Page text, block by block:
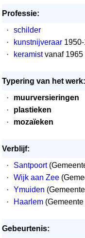
Professie:
·
schilder
·
kunstnijveraar
·
keramistvanaf 1965
Typering van het werk:
·
muurversieringen
·
plastieken
·
mozaïeken
Verblijf:
·
Santpoort
·
Wijk aan Zee
·
Ymuiden
·
Haarlem
Gebeurtenis: